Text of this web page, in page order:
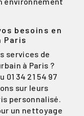
besoins en
Paris
services de
à Paris ?
34 21 54 97
sur leurs
personnalisé.
un nettoyage